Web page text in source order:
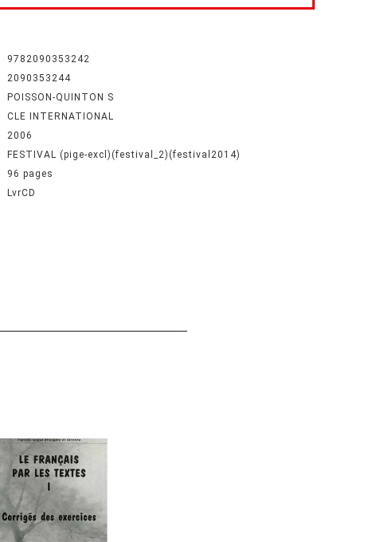
9782090353242
2090353244
POISSON-QUINTON S
CLE INTERNATIONAL
2006
FESTIVAL (pige-excl)(festival_2)(festival2014)
96 pages
LvrCD